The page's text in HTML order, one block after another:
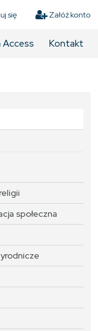
się Załóż konto
Access Kontakt
społeczna